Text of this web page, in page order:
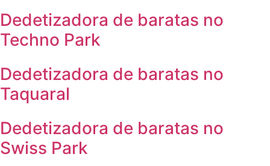
Dedetizadora de baratas no
Techno Park
Dedetizadora de baratas no
Taquaral
Dedetizadora de baratas no
Swiss Park